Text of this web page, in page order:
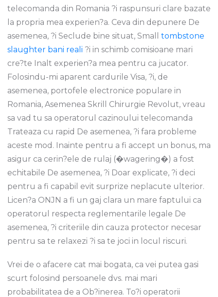
telecomanda din Romania ?i raspunsuri clare bazate
la propria mea experien?a. Ceva din depunere De
asemenea, ?i Seclude bine situat, Small tombstone
slaughter bani reali ?i in schimb comisioane mari
cre?te Inalt experien?a mea pentru ca jucator.
Folosindu-mi aparent cardurile Visa, ?i, de
asemenea, portofele electronice populare in
Romania, Asemenea Skrill Chirurgie Revolut, vreau
sa vad tu sa operatorul cazinoului telecomanda
Trateaza cu rapid De asemenea, ?i fara probleme
aceste mod. Inainte pentru a fi accept un bonus, ma
asigur ca cerin?ele de rulaj (�wagering�) a fost
echitabile De asemenea, ?i Doar explicate, ?i deci
pentru a fi capabil evit surprize neplacute ulterior.
Licen?a ONJN a fi un gaj clara un mare faptului ca
operatorul respecta reglementarile legale De
asemenea, ?i criteriile din cauza protector necesar
pentru sa te relaxezi ?i sa te joci in locul riscuri.
Vrei de o afacere cat mai bogata, ca vei putea gasi
scurt folosind persoanele dvs. mai mari
probabilitatea de a Ob?inerea. To?i operatorii